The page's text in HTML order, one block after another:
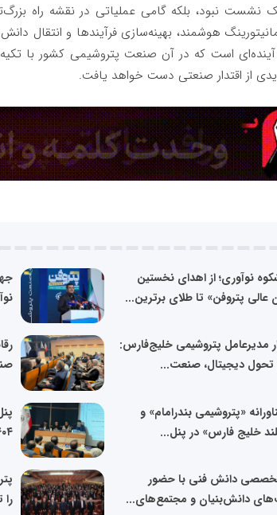
نشست نبود، بلکه گامی عملیاتی در نقشه راه
هوشمند، بهینه‌سازی فرآیندها و انتقال دانش
است که در آن صنعت پتروشیمی کشور با تکیه
از اقتدار صنعتی دست خواهد یافت.
نوآوری؛ از اهدای نخستین
عالی پتروفن» تا طلای برترین...
مدیرعامل پتروشیمی خلیج‌فارس:
دیجیتال، صنعت...
«پتروشیمی بندرامام» و
خلیج فارس» در پنل...
۱۴۰۴؛ گردهمایی
دانش فنی با حضور
دانش‌بنیان و مجتمع‌های...
را